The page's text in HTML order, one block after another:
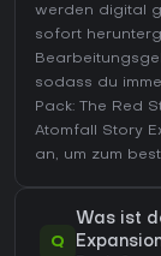
werden digital
sofort
sodass du
Pack: The Red
Atomfall Story
an, um zum
Q
Was ist